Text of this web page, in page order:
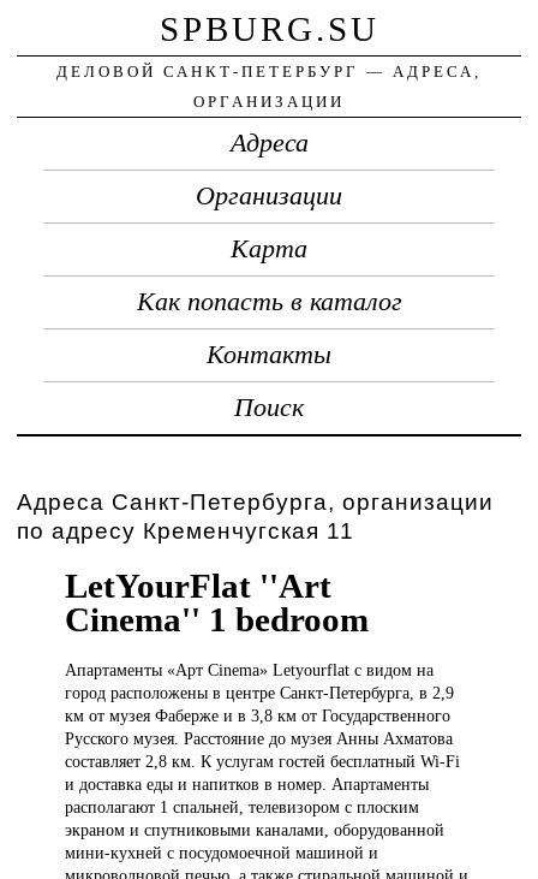
SPBURG.SU
ДЕЛОВОЙ САНКТ-ПЕТЕРБУРГ — АДРЕСА,
ОРГАНИЗАЦИИ
Адреса
Организации
Карта
Как попасть в каталог
Контакты
Поиск
Адреса Санкт-Петербурга, организации
по адресу Кременчугская 11
LetYourFlat ''Art
Cinema'' 1 bedroom
Апартаменты «АртCinema» Letyourflat с видом на
город расположены в центре Санкт-Петербурга, в 2,9
км от музея Фаберже и в 3,8 км от Государственного
Русского музея. Расстояние до музея Анны Ахматова
составляет 2,8 км. К услугам гостей бесплатный Wi-Fi
и доставка еды и напитков в номер. Апартаменты
располагают 1 спальней, телевизором с плоским
экраном и спутниковыми каналами, оборудованной
мини-кухней с посудомоечной машиной и